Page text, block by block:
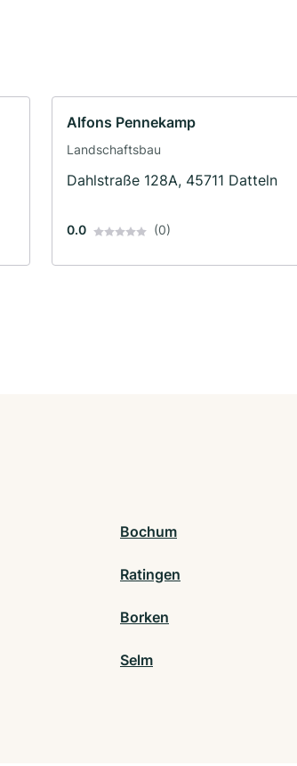
Alfons Pennekamp
Landschaftsbau
Dahlstraße 128A, 45711 Datteln
0.0 (0)
Bochum
Ratingen
Borken
Selm